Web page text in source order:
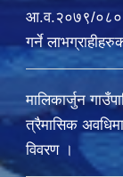
आ.व.२०७९/०८०
गर्ने
मालिकार्जुन
त्रैमासिक अवधिमा
विवरण ।